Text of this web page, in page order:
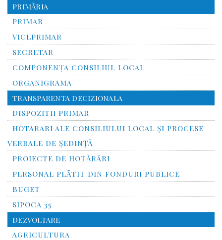
PRIMĂRIA
PRIMAR
VICEPRIMAR
SECRETAR
COMPONENȚA CONSILIUL LOCAL
ORGANIGRAMA
TRANSPARENTA DECIZIONALA
DISPOZITII PRIMAR
HOTARARI ALE CONSILIULUI LOCAL ȘI PROCESE
VERBALE DE ȘEDINȚĂ
PROIECTE DE HOTĂRÂRI
PERSONAL PLĂTIT DIN FONDURI PUBLICE
BUGET
SIPOCA 35
DEZVOLTARE
AGRICULTURA